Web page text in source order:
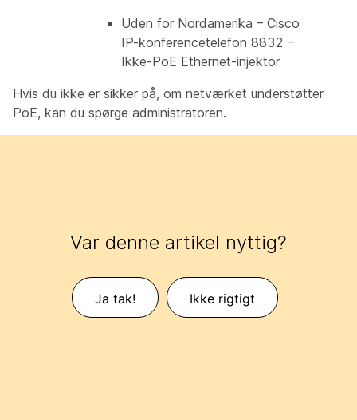
Uden for Nordamerika – Cisco
IP-konferencetelefon 8832 –
Ikke-PoE Ethernet-injektor
Hvis du ikke er sikker på, om netværket understøtter
PoE, kan du spørge administratoren.
Var denne artikel nyttig?
Ja tak! Ikke rigtigt